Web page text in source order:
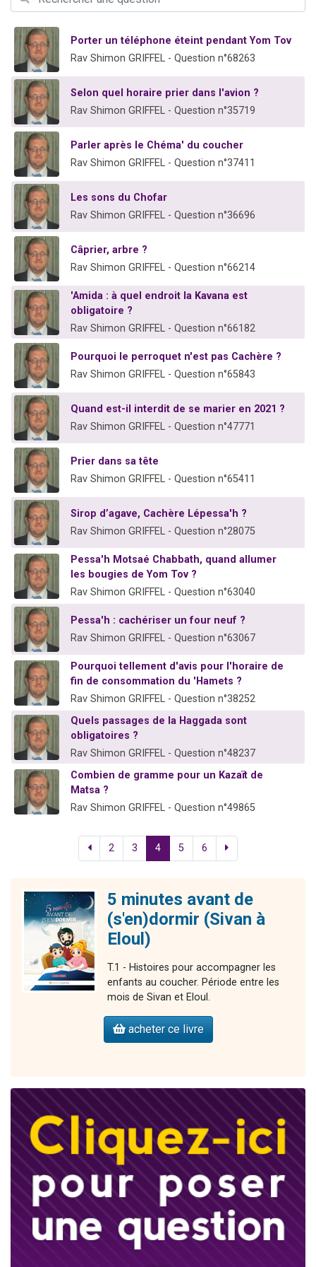
2 personnes viennent de nous rejoindre sur WhatsApp
8 personnes viennent de faire un don pour Tsédaka : pauvres d'Israel
2 personnes viennent de faire un don pour 1 Journée de Vacances Pour les Enfants
Porter un téléphone éteint pendant Yom Tov
Rav Shimon GRIFFEL - Question n°68263
Selon quel horaire prier dans l'avion ?
Rav Shimon GRIFFEL - Question n°35719
Parler après le Chéma' du coucher
Rav Shimon GRIFFEL - Question n°37411
Les sons du Chofar
Rav Shimon GRIFFEL - Question n°36696
Câprier, arbre ?
Rav Shimon GRIFFEL - Question n°66214
'Amida : à quel endroit la Kavana est
obligatoire ?
Rav Shimon GRIFFEL - Question n°66182
Pourquoi le perroquet n'est pas Cachère ?
Rav Shimon GRIFFEL - Question n°65843
Quand est-il interdit de se marier en 2021 ?
Rav Shimon GRIFFEL - Question n°47771
Prier dans sa tête
Rav Shimon GRIFFEL - Question n°65411
Sirop d’agave, Cachère Lépessa'h ?
Rav Shimon GRIFFEL - Question n°28075
Pessa'h Motsaé Chabbath, quand allumer
les bougies de Yom Tov ?
Rav Shimon GRIFFEL - Question n°63040
Pessa'h : cachériser un four neuf ?
Rav Shimon GRIFFEL - Question n°63067
Pourquoi tellement d'avis pour l'horaire de
fin de consommation du 'Hamets ?
Rav Shimon GRIFFEL - Question n°38252
Quels passages de la Haggada sont
obligatoires ?
Rav Shimon GRIFFEL - Question n°48237
Combien de gramme pour un Kazaït de
Matsa ?
Rav Shimon GRIFFEL - Question n°49865
2 3 4 5 6
5 minutes avant de
(s'en)dormir (Sivan à
Eloul)
T.1 - Histoires pour accompagner les
enfants au coucher. Période entre les
mois de Sivan et Eloul.
acheter ce livre